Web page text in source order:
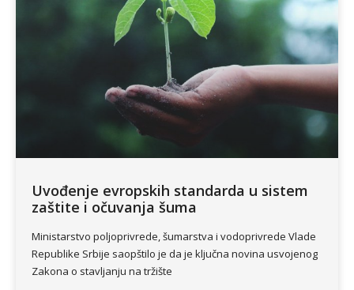
Uvođenje evropskih standarda u sistem
zaštite i očuvanja šuma
Ministarstvo poljoprivrede, šumarstva i vodoprivrede Vlade
Republike Srbije saopštilo je da je ključna novina usvojenog
Zakona o stavljanju na tržište